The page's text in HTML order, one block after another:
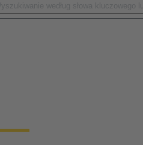
infrastrukturalne dla centrów danych